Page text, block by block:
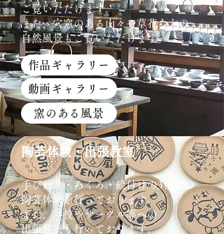
ご覧いただけます。
また、穴窯のある山々や草花などの
​自然風景もご覧いただけます。
作品ギャラリー
動画ギャラリー
窯のある風景
陶芸体験・出張教室
手びねり・ろくろ・絵付けの3種類の
陶芸体験を行っております。
また、学校やサークル等への
​出張教室も行っております。